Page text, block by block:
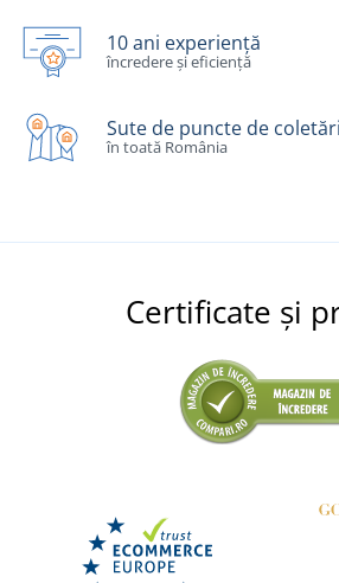
10 ani experiență
încredere și eficiență
Sute de puncte de
în toată România
Certificate și